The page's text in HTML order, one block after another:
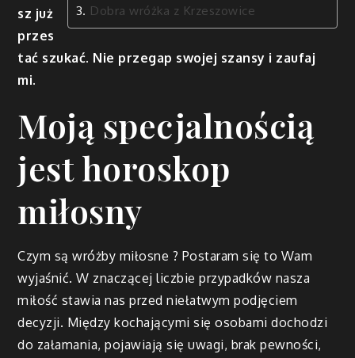
Dobra wróżka z Krzeszowice
sz już
przes
tać szukać. Nie przegap swojej szansy i zaufaj
mi.
Moją specjalnością
jest horoskop
miłosny
Czym są wróżby miłosne ? Postaram się to Wam
wyjaśnić. W znaczącej liczbie przypadków nasza
miłość stawia nas przed niełatwym podjęciem
decyzji. Między kochającymi się osobami dochodzi
do załamania, pojawiają się uwagi, brak pewności,